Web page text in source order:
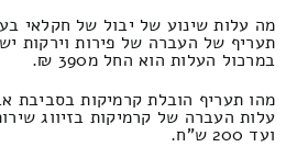
מה עלות שינוע של יבול של חקלאי
תעריף של העברה של פירות וירקות
במרכול העלות הוא החל מ390 ₪.
מהו תעריף הובלת קרמיקות בסביבת
ועד 200 ש"ח.